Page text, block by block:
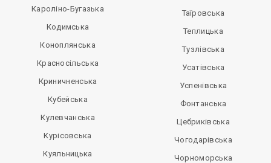
Кароліно-Бугазька
Кодимська
Коноплянська
Красносільська
Криничненська
Кубейська
Кулевчанська
Курісовська
Куяльницька
Таїровська
Теплицька
Тузлівська
Усатівська
Успенівська
Фонтанська
Цебриківська
Чогодарівська
Чорноморська